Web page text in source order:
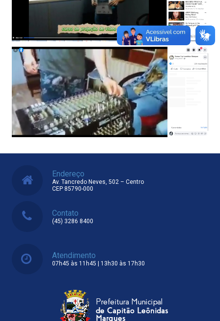
Endereço
Av. Tancredo Neves, 502 – Centro
CEP 85790-000
Contato
(45) 3286 8400
Atendimento
07h45 às 11h45 | 13h30 às 17h30